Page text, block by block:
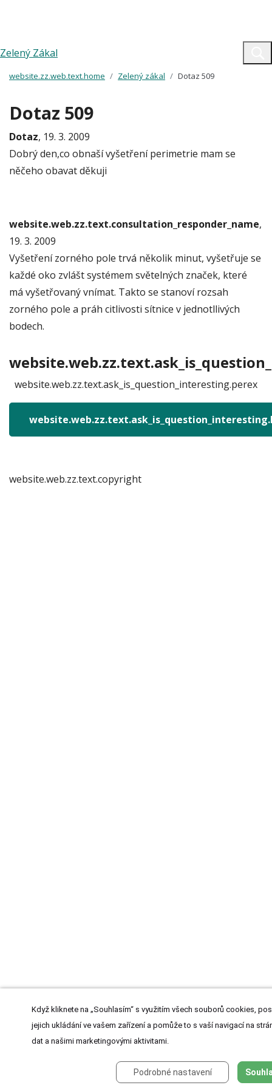
Zelený Zákal
website.zz.web.text.home Zelený zákal Dotaz 509
Dotaz 509
Dotaz, 19. 3. 2009
Dobrý den,co obnaší vyšetření perimetrie mam se
něčeho obavat děkuji
website.web.zz.text.consultation_responder_name,
19. 3. 2009
Vyšetření zorného pole trvá několik minut, vyšetřuje se
každé oko zvlášt systémem světelných značek, které
má vyšetřovaný vnímat. Takto se stanoví rozsah
zorného pole a práh citlivosti sítnice v jednotllivých
bodech.
website.web.zz.text.ask_is_question_interesting.perex
website.web.zz.text.copyright
Když kliknete na „Souhlasím“ s využitím všech souborů cookies,
jejich ukládání ve vašem zařízení a pomůže to s vaší navigací na
dat a našimi marketingovými aktivitami.
Podrobné nastavení